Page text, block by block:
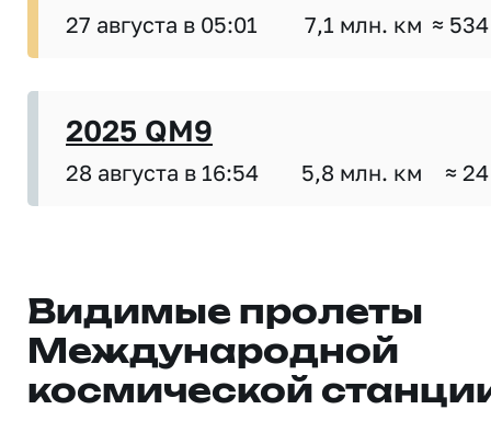
27 августа в 05:01 7,1 млн. км ≈
2025 QM9
28 августа в 16:54 5,8 млн. км ≈
Видимые пролеты
Международной
космической